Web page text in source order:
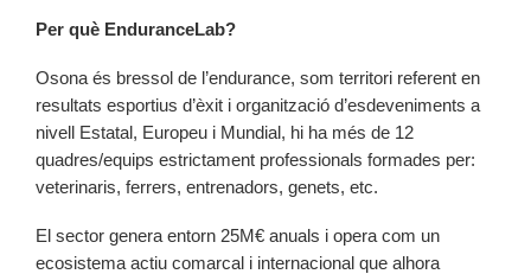
Per què EnduranceLab?
Osona és bressol de l’endurance, som territori referent en
resultats esportius d’èxit i organització d’esdeveniments a
nivell Estatal, Europeu i Mundial, hi ha més de 12
quadres/equips estrictament professionals formades per:
veterinaris, ferrers, entrenadors, genets, etc.
El sector genera entorn 25M€ anuals i opera com un
ecosistema actiu comarcal i internacional que alhora